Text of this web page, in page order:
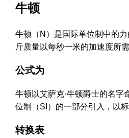
牛顿
牛顿（N）是国际单位制中的
斤质量以每秒一米的加速度所需
公式为
牛顿以艾萨克·牛顿爵士的名字
位制（SI）的一部分引入，以标
转换表